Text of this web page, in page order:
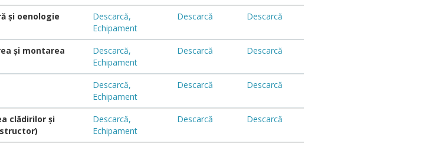
şi oenologie
Descarcă,
Echipament
Descarcă Descarcă
şi montarea
Descarcă,
Echipament
Descarcă Descarcă
Descarcă,
Echipament
Descarcă Descarcă
clădirilor și
Descarcă,
Echipament
Descarcă Descarcă